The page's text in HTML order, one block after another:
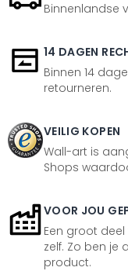
Binnenlandse
14 DAGEN
Binnen 14
retourneren.
VEILIG KOPEN
Wall-art is
Shops
VOOR JOU
Een groot
zelf. Zo ben je
product.